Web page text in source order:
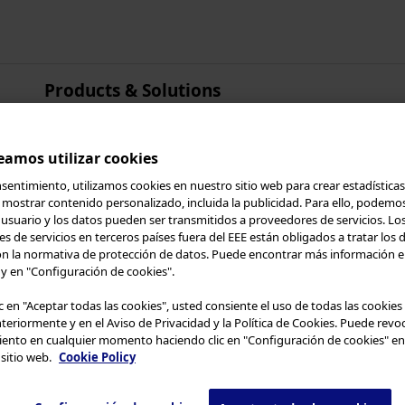
Products & Solutions
Asia Pacífico
China
Hong Kong
India
Japón
Corea
Malasia
Nueva Zelanda
Singapur
Olympus
lasCondiciones de Usoy lo siguiente antes
únicamente a los profesionales de la
o descargar ningún material de esta
utilizar cookies
utilizamos cookies en nuestro sitio web para crear
contenido personalizado, incluida la publicidad. Para ello,
y los datos pueden ser transmitidos a proveedores de servicios.
de servicios en terceros países fuera del EEE están obligados a tratar los
la normativa de protección de datos. Puede encontrar más información
en "Configuración de cookies".
en "Aceptar todas las cookies", usted consiente el uso de todas las
y en el Aviso de Privacidad y la Política de Cookies. Puede
en cualquier momento haciendo clic en "Configuración de cookies"
web. Cookie Policy